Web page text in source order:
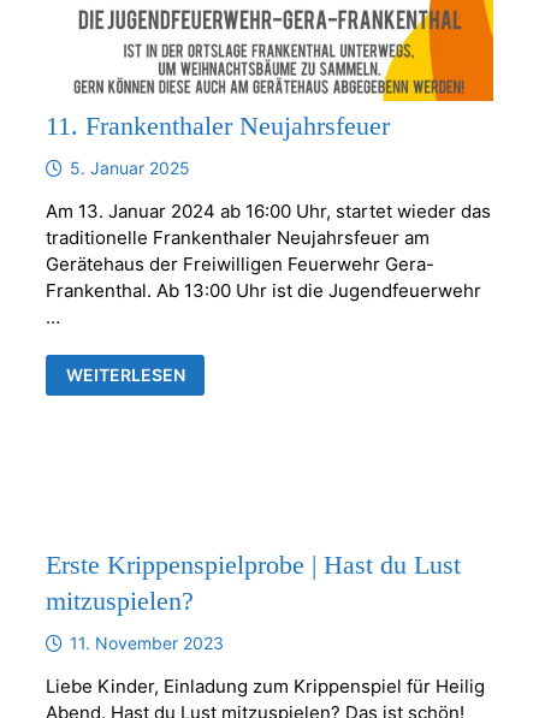
11. Frankenthaler Neujahrsfeuer
5. Januar 2025
Am 13. Januar 2024 ab 16:00 Uhr, startet wieder das
traditionelle Frankenthaler Neujahrsfeuer am
Gerätehaus der Freiwilligen Feuerwehr Gera-
Frankenthal. Ab 13:00 Uhr ist die Jugendfeuerwehr
…
11.
FRANKENTHALER
WEITERLESEN
Erste Krippenspielprobe | Hast du Lust
mitzuspielen?
11. November 2023
Liebe Kinder, Einladung zum Krippenspiel für Heilig
Abend. Hast du Lust mitzuspielen? Das ist schön!